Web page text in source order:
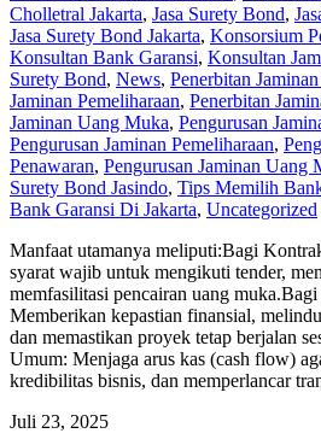
Cholletral Jakarta, Jasa Surety Bond,
Jasa Surety Bond Jakarta, Konsorsium
Konsultan Bank Garansi, Konsultan
Surety Bond, News, Penerbitan
Jaminan Pemeliharaan, Penerbitan
Jaminan Uang Muka, Pengurusan
Pengurusan Jaminan Pemeliharaan,
Penawaran, Pengurusan Jaminan Uang
Surety Bond Jasindo, Tips Memilih
Bank Garansi Di Jakarta, Uncategorized
Manfaat utamanya meliputi:Bagi
syarat wajib untuk mengikuti tender,
memfasilitasi pencairan uang
Memberikan kepastian finansial,
dan memastikan proyek tetap berjalan
Umum: Menjaga arus kas (cash flow)
kredibilitas bisnis, dan memperlancar
Juli 23, 2025